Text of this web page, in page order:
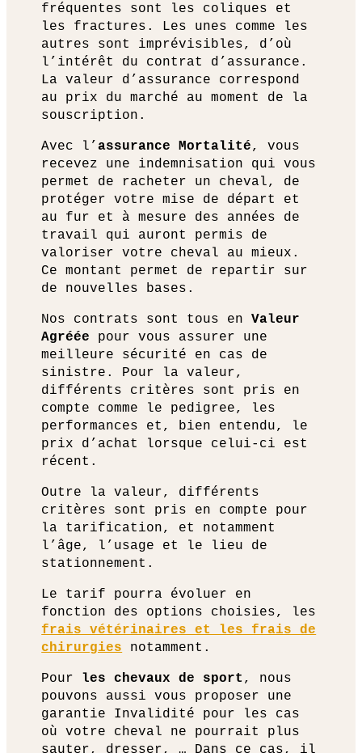
fréquentes sont les coliques et
les fractures. Les unes comme les
autres sont imprévisibles, d’où
l’intérêt du contrat d’assurance.
La valeur d’assurance correspond
au prix du marché au moment de la
souscription.
Avec l’assurance Mortalité, vous
recevez une indemnisation qui vous
permet de racheter un cheval, de
protéger votre mise de départ et
au fur et à mesure des années de
travail qui auront permis de
valoriser votre cheval au mieux.
Ce montant permet de repartir sur
de nouvelles bases.
Nos contrats sont tous enValeur
Agréée pour vous assurer une
meilleure sécurité en cas de
sinistre. Pour la valeur,
différents critères sont pris en
compte comme le pedigree, les
performances et, bien entendu, le
prix d’achat lorsque celui-ci est
récent.
Outre la valeur, différents
critères sont pris en compte pour
la tarification, et notamment
l’âge, l’usage et le lieu de
stationnement.
Le tarif pourra évoluer en
fonction des options choisies, les
frais vétérinaires et les frais de
chirurgies notamment.
Pour les chevaux de sport , nous
pouvons aussi vous proposer une
garantie Invalidité pour les cas
où votre cheval ne pourrait plus
sauter, dresser, … Dans ce cas, il